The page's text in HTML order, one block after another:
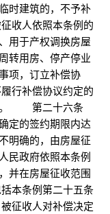
时建筑的，不予补
人依照本条例的
用于产权调换房屋
转用房、停产停业
项，订立补偿协
行补偿协议约定的
讼。 第二十六条
定的签约期限内达
明确的，由房屋征
民政府依照本条例
并在房屋征收范围
本条例第二十五条
征收人对补偿决定